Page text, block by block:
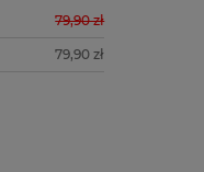
79,90 zł
79,90 zł